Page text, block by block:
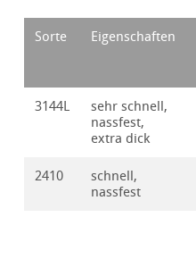
Sorte Eigenschaften
3144L
sehr schnell,
nassfest,
extra dick
2410
schnell,
nassfest